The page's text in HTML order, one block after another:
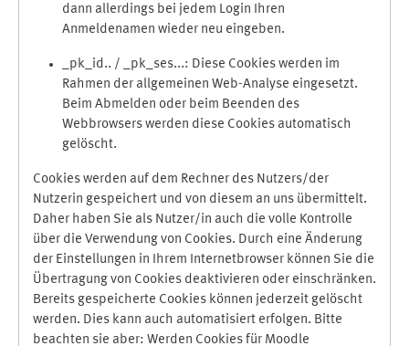
dann allerdings bei jedem Login Ihren
Anmeldenamen wieder neu eingeben.
_pk_id.. / _pk_ses...: Diese Cookies werden im
Rahmen der allgemeinen Web-Analyse eingesetzt.
Beim Abmelden oder beim Beenden des
Webbrowsers werden diese Cookies automatisch
gelöscht.
Cookies werden auf dem Rechner des Nutzers/der
Nutzerin gespeichert und von diesem an uns übermittelt.
Daher haben Sie als Nutzer/in auch die volle Kontrolle
über die Verwendung von Cookies. Durch eine Änderung
der Einstellungen in Ihrem Internetbrowser können Sie die
Übertragung von Cookies deaktivieren oder einschränken.
Bereits gespeicherte Cookies können jederzeit gelöscht
werden. Dies kann auch automatisiert erfolgen. Bitte
beachten sie aber: Werden Cookies für Moodle